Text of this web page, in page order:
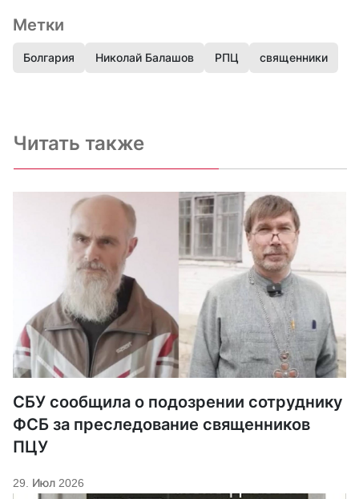
Метки
Болгария Николай Балашов РПЦ священники
Читать также
СБУ сообщила о подозрении сотруднику
ФСБ за преследование священников
ПЦУ
29. Июл 2026